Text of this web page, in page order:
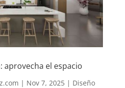
aprovecha el espacio
| Nov 7, 2025| Diseño